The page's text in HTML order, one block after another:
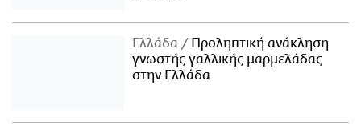
Ελλάδα
Προληπτική ανάκληση
γνωστής γαλλικής μαρμελάδας
στην Ελλάδα